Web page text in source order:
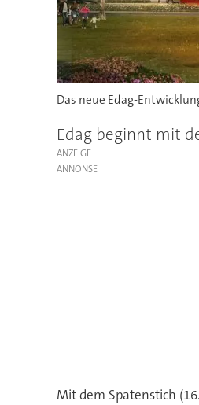
Das neue Edag-
Edag beginnt mit
ANZEIGE
Mit dem Spatenstich